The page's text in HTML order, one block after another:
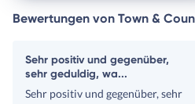
Bewertungen von Town &
Sehr positiv und gegenüber,
sehr geduldig, wa...
Sehr positiv und gegenüber, sehr